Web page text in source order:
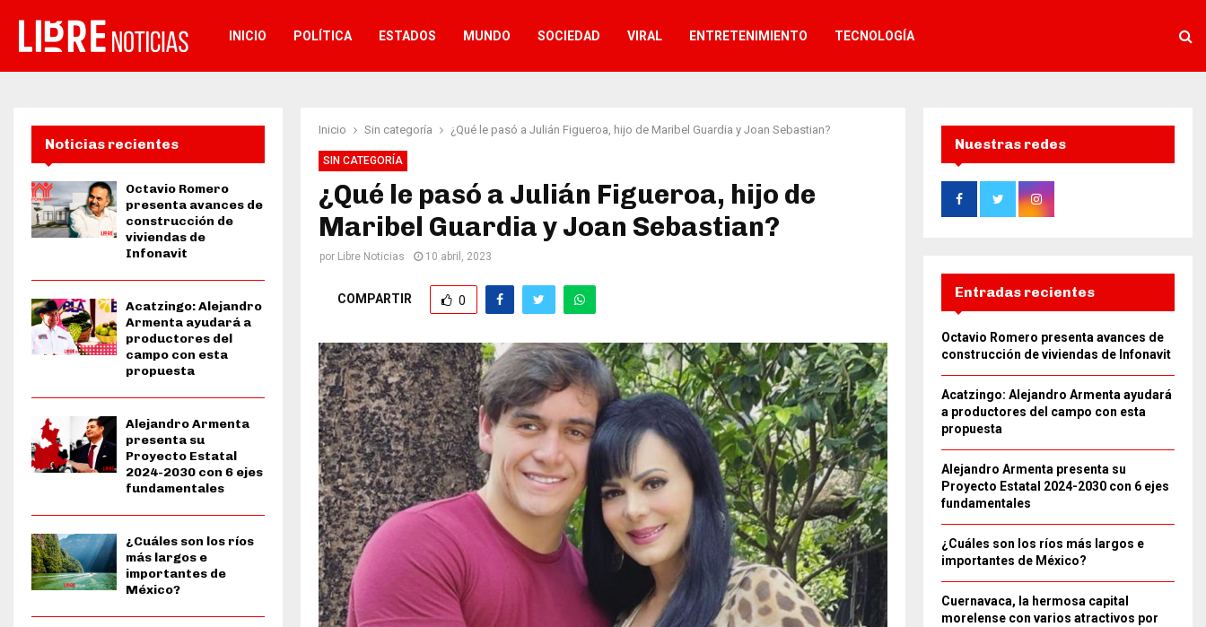
INICIO POLÍTICA ESTADOS MUNDO SOCIEDAD VIRAL ENTRETENIMIENTO TECNOLOGÍA
Inicio Sin categoría ¿Qué le pasó a Julián Figueroa, hijo de Maribel Guardia y Joan Sebastian?
SIN CATEGORÍA
¿Qué le pasó a Julián Figueroa, hijo de
Maribel Guardia y Joan Sebastian?
por Libre Noticias 10 abril, 2023
COMPARTIR 0
Noticias recientes
Octavio Romero
presenta avances de
construcción de
viviendas de
Infonavit
Acatzingo: Alejandro
Armenta ayudará a
productores del
campo con esta
propuesta
Alejandro Armenta
presenta su
Proyecto Estatal
2024-2030 con 6 ejes
fundamentales
¿Cuáles son los ríos
más largos e
importantes de
México?
Nuestras redes
Entradas recientes
Octavio Romero presenta avances de
construcción de viviendas de Infonavit
Acatzingo: Alejandro Armenta ayudará
a productores del campo con esta
propuesta
Alejandro Armenta presenta su
Proyecto Estatal 2024-2030 con 6 ejes
fundamentales
¿Cuáles son los ríos más largos e
importantes de México?
Cuernavaca, la hermosa capital
morelense con varios atractivos por